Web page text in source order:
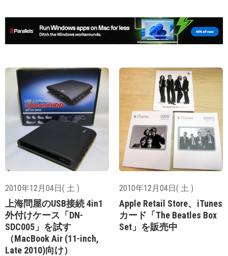
2010年12月04日( 土 )
上海問屋のUSB接続 4in1
外付けケース「DN-
SDC005」を試す
（MacBook Air (11-inch,
Late 2010)向け）
2010年12月04日( 土 )
Apple Retail Store、iTunes
カード「The Beatles Box
Set」を販売中